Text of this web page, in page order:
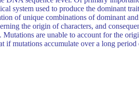
system used to produce the dominant
of unique combinations of dominant
the origin of characters, and
are unable to account for the
if mutations accumulate over a long